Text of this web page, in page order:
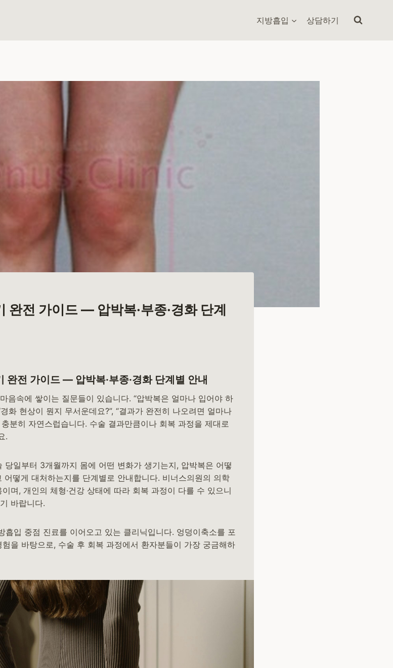
지방흡입 상담하기
완전 가이드 — 압박복·부종·경화 단계
완전 가이드 — 압박복·부종·경화 단계별 안내
음속에 쌓이는 질문들이 있습니다. “압박복은 얼마나 입어야 하
화 현상이 뭔지 무서운데요?”, “결과가 완전히 나오려면 얼마나
분히 자연스럽습니다. 수술 결과만큼이나 회복 과정을 제대로
.
일부터 3개월까지 몸에 어떤 변화가 생기는지, 압박복은 어떻
떻게 대처하는지를 단계별로 안내합니다. 비너스의원의 의학
며, 개인의 체형·건강 상태에 따라 회복 과정이 다를 수 있으니
바랍니다.
흡입 중점 진료를 이어오고 있는 클리닉입니다. 엉덩이축소를 포
을 바탕으로, 수술 후 회복 과정에서 환자분들이 가장 궁금해하